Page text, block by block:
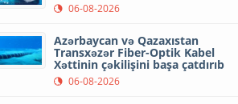
06-08-2026
Azərbaycan və Qazaxıstan
Transxəzər Fiber-Optik Kabel
Xəttinin çəkilişini başa çatdırıb
06-08-2026